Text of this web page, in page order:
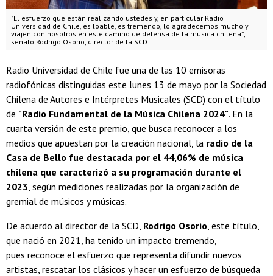
"El esfuerzo que están realizando ustedes y, en particular Radio
Universidad de Chile, es loable, es tremendo, lo agradecemos mucho y
viajen con nosotros en este camino de defensa de la música chilena”,
señaló Rodrigo Osorio, director de la SCD.
Radio Universidad de Chile fue una de las 10 emisoras
radiofónicas distinguidas este lunes 13 de mayo por la Sociedad
Chilena de Autores e Intérpretes Musicales (SCD) con el título
de "Radio Fundamental de la Música Chilena 2024". En la
cuarta versión de este premio, que busca reconocer a los
medios que apuestan por la creación nacional, la radio de la
Casa de Bello fue destacada por el 44,06% de música
chilena que caracterizó a su programación durante el
2023 , según mediciones realizadas por la organización de
gremial de músicos y músicas.
De acuerdo al director de la SCD, Rodrigo Osorio , este título,
que nació en 2021, ha tenido un impacto tremendo,
pues reconoce el esfuerzo que representa difundir nuevos
artistas, rescatar los clásicos y hacer un esfuerzo de búsqueda